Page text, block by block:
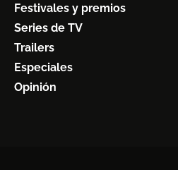
Festivales y premios
Series de TV
Trailers
Especiales
Opinión